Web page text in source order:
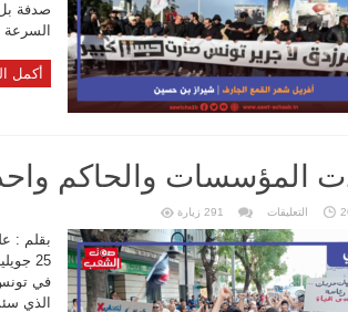
صدفة
أكمل
المؤسسات والحاكم
التعليقات على
المؤسسات
والحاكم
واحد
مغلقة
291 زيارة
بقلم :
في تونس
الذي